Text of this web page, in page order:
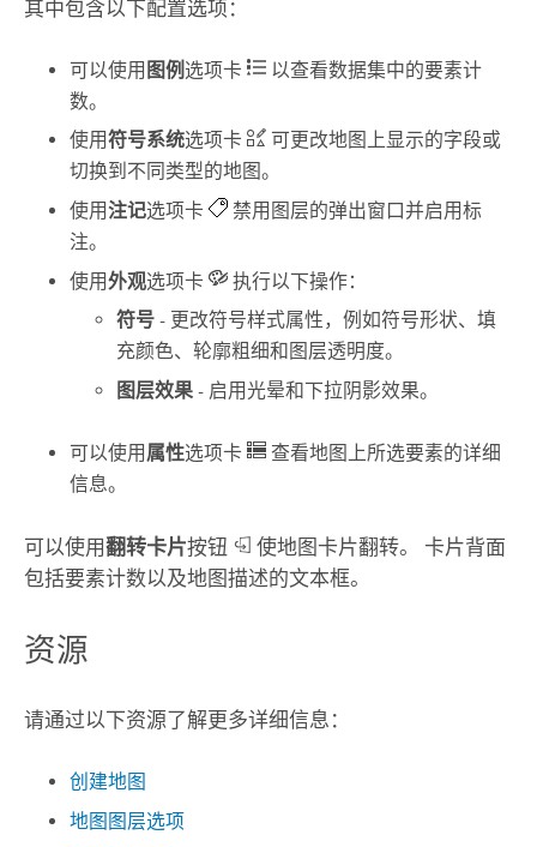
其中包含以下配置选项：
可以使用 图例 选项卡
以查看数据集中的要素计
数。
使用符号系统选项卡
可更改地图上显示的字段或
切换到不同类型的地图。
使用注记选项卡
禁用图层的弹出窗口并启用标
注。
使用外观选项卡
执行以下操作：
符号 - 更改符号样式属性，例如符号形状、填
充颜色、轮廓粗细和图层透明度。
图层效果 - 启用光晕和下拉阴影效果。
可以使用 属性选项卡
查看地图上所选要素的详细
信息。
可以使用翻转卡片按钮
使地图卡片翻转。 卡片背面
包括要素计数以及地图描述的文本框。
资源
请通过以下资源了解更多详细信息：
创建地图
地图图层选项